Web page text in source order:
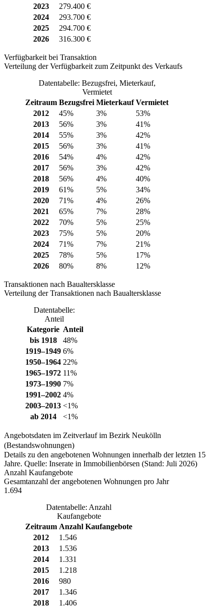
2023
279.400 €
2024
293.700 €
2025
294.700 €
2026
316.300 €
Verfügbarkeit bei Transaktion
Verteilung der Verfügbarkeit zum Zeitpunkt des Verkaufs
Datentabelle: Bezugsfrei, Mieterkauf,
Vermietet
Zeitraum Bezugsfrei Mieterkauf Vermietet
2012
45% 3%
53%
2013
56% 3%
41%
2014
55% 3%
42%
2015
56% 3%
41%
2016
54% 4%
42%
2017
56% 3%
42%
2018
56% 4%
40%
2019
61% 5%
34%
2020
71% 4%
26%
2021
65% 7%
28%
2022
70% 5%
25%
2023
75% 5%
20%
2024
71% 7%
21%
2025
78% 5%
17%
2026
80% 8% 12%
Transaktionen nach Baualtersklasse
Verteilung der Transaktionen nach Baualtersklasse
Datentabelle:
Anteil
Kategorie Anteil
bis 1918
48%
1919–1949 6%
1950–1964 22%
1965–1972 11%
1973–1990 7%
1991–2002 4%
2003–2013 <1%
ab 2014
<1%
Angebotsdaten im Zeitverlauf im Bezirk Neukölln
(Bestandswohnungen)
Details zu den angebotenen Wohnungen innerhalb der letzten 15
Jahre. Quelle: Inserate in Immobilienbörsen (Stand: Juli 2026)
Anzahl Kaufangebote
Gesamtanzahl der angebotenen Wohnungen pro Jahr
1.694
Datentabelle: Anzahl
Kaufangebote
Zeitraum Anzahl Kaufangebote
2012
1.546
2013
1.536
2014
1.331
2015
1.218
2016
980
2017
1.346
2018
1.406